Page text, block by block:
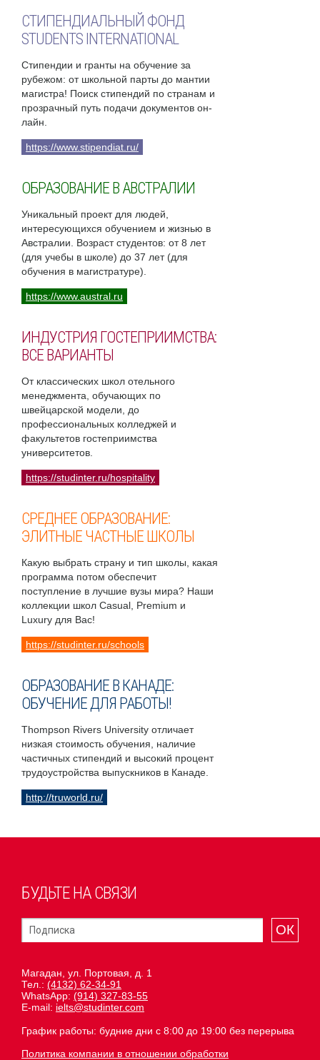
СТИПЕНДИАЛЬНЫЙ ФОНД
STUDENTS INTERNATIONAL
Стипендии и гранты на обучение за
рубежом: от школьной парты до мантии
магистра! Поиск стипендий по странам и
прозрачный путь подачи документов он-
лайн.
https://www.stipendiat.ru/
ОБРАЗОВАНИЕ В АВСТРАЛИИ
Уникальный проект для людей,
интересующихся обучением и жизнью в
Австралии. Возраст студентов: от 8 лет
(для учебы в школе) до 37 лет (для
обучения в магистратуре).
https://www.austral.ru
ИНДУСТРИЯ ГОСТЕПРИИМСТВА:
ВСЕ ВАРИАНТЫ
От классических школ отельного
менеджмента, обучающих по
швейцарской модели, до
профессиональных колледжей и
факультетов гостеприимства
университетов.
https://studinter.ru/hospitality
СРЕДНЕЕ ОБРАЗОВАНИЕ:
ЭЛИТНЫЕ ЧАСТНЫЕ ШКОЛЫ
Какую выбрать страну и тип школы, какая
программа потом обеспечит
поступление в лучшие вузы мира? Наши
коллекции школ Casual, Premium и
Luxury для Вас!
https://studinter.ru/schools
ОБРАЗОВАНИЕ В КАНАДЕ:
ОБУЧЕНИЕ ДЛЯ РАБОТЫ!
Thompson Rivers University отличает
низкая стоимость обучения, наличие
частичных стипендий и высокий процент
трудоустройства выпускников в Канаде.
http://truworld.ru/
БУДЬТЕ НА СВЯЗИ
ОК
Магадан, ул. Портовая, д. 1
Тел.: (4132) 62-34-91
WhatsApp: (914) 327-83-55
E-mail: ielts@studinter.com
График работы: будние дни с 8:00 до 19:00 без перерыва
Политика компании в отношении обработки